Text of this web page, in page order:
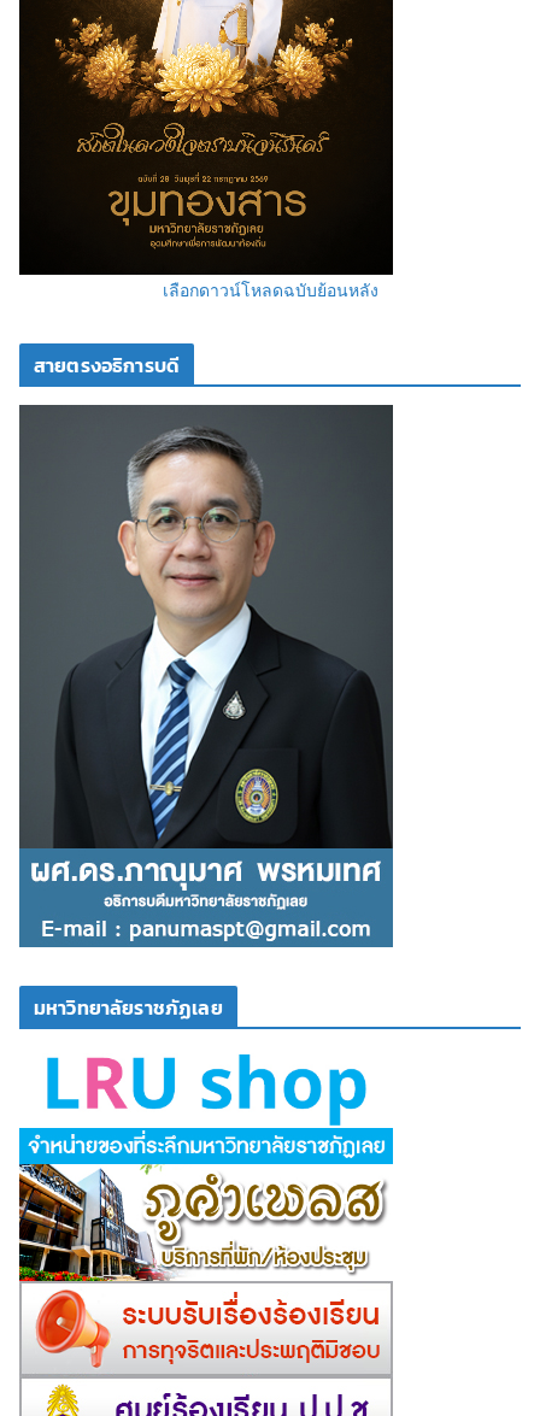
เลือกดาวน์โหลดฉบับย้อนหลัง
สายตรงอธิการบดี
มหาวิทยาลัยราชภัฏเลย